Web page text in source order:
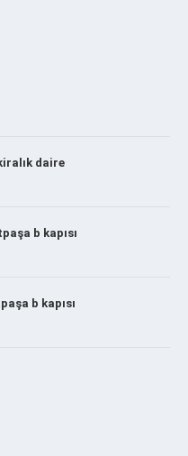
daire
b kapısı
b kapısı